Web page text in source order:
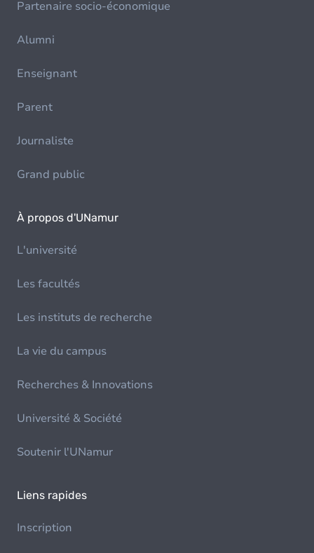
Partenaire socio-économique
Alumni
Enseignant
Parent
Journaliste
Grand public
À propos d'UNamur
L'université
Les facultés
Les instituts de recherche
La vie du campus
Recherches & Innovations
Université & Société
Soutenir l'UNamur
Liens rapides
Inscription